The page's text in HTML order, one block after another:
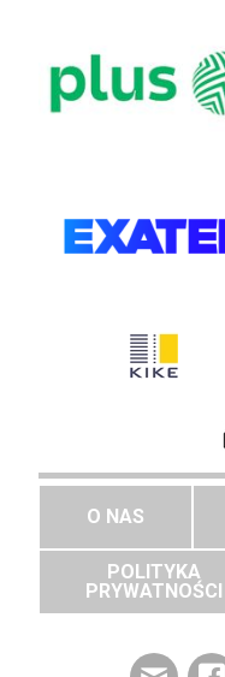
O NAS
POLITYKA
PRYWATNOŚCI